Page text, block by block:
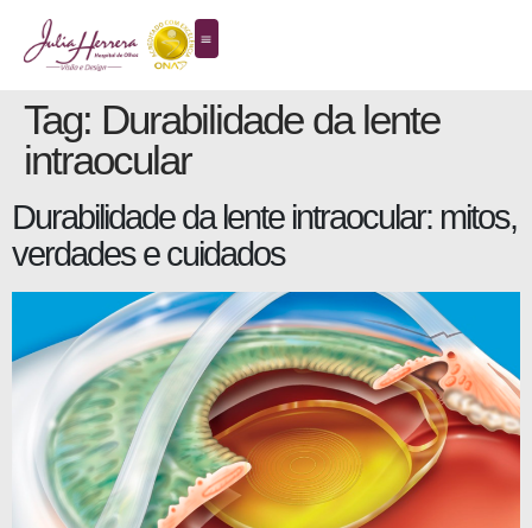
Tag: Durabilidade da lente
intraocular
Durabilidade da lente intraocular: mitos,
verdades e cuidados